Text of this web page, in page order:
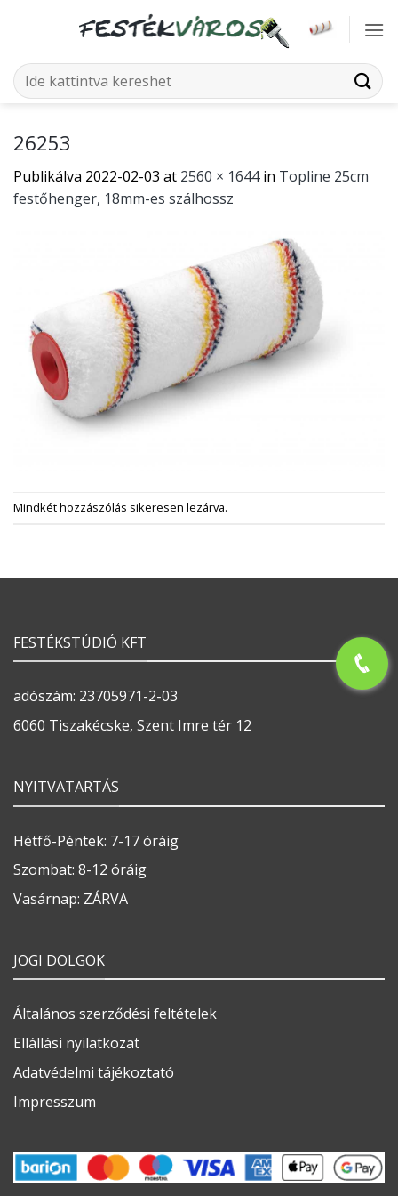
Keresés
a
26253
Publikálva 2022-02-03 at 2560 × 1644in Topline 25cm
festőhenger, 18mm-es szálhossz
Mindkét hozzászólás sikeresen lezárva.
FESTÉKSTÚDIÓ KFT
adószám: 23705971-2-03
6060 Tiszakécske, Szent Imre tér 12
NYITVATARTÁS
Hétfő-Péntek: 7-17 óráig
Szombat: 8-12 óráig
Vasárnap: ZÁRVA
JOGI DOLGOK
Általános szerződési feltételek
Ellállási nyilatkozat
Adatvédelmi tájékoztató
Impresszum